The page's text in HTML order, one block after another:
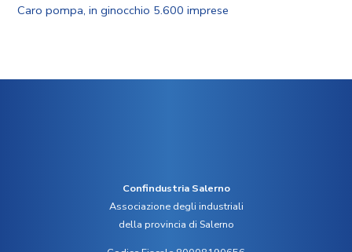
Caro pompa, in ginocchio 5.600 imprese
Confindustria Salerno
Associazione degli industriali
della provincia di Salerno